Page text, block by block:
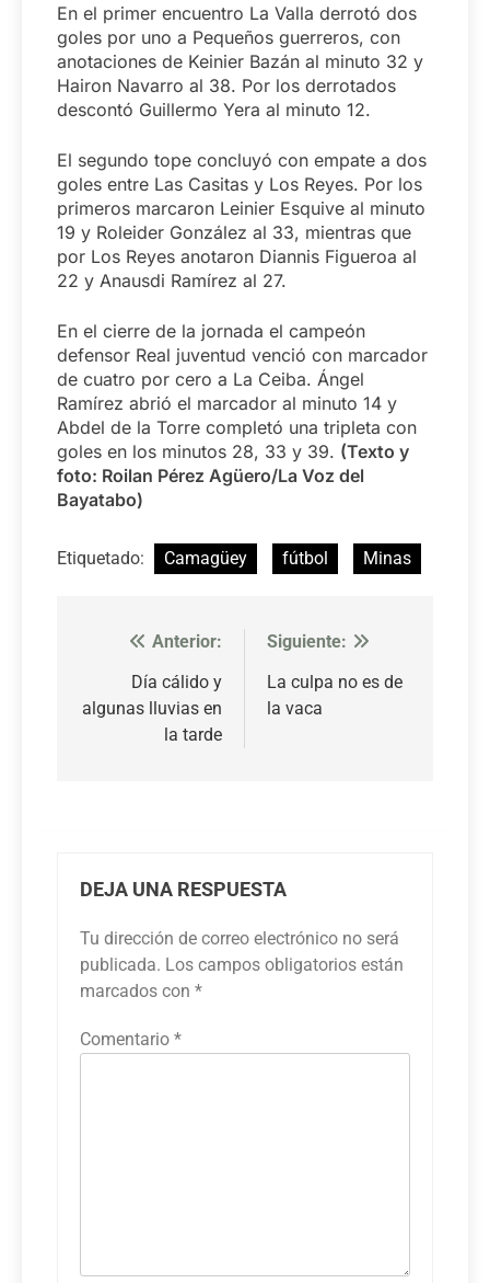
En el primer encuentro La Valla derrotó dos
goles por uno a Pequeños guerreros, con
anotaciones de Keinier Bazán al minuto 32 y
Hairon Navarro al 38. Por los derrotados
descontó Guillermo Yera al minuto 12.
El segundo tope concluyó con empate a dos
goles entre Las Casitas y Los Reyes. Por los
primeros marcaron Leinier Esquive al minuto
19 y Roleider González al 33, mientras que
por Los Reyes anotaron Diannis Figueroa al
22 y Anausdi Ramírez al 27.
En el cierre de la jornada el campeón
defensor Real juventud venció con marcador
de cuatro por cero a La Ceiba. Ángel
Ramírez abrió el marcador al minuto 14 y
Abdel de la Torre completó una tripleta con
goles en los minutos 28, 33 y 39. (Texto y
foto: Roilan Pérez Agüero/La Voz del
Bayatabo)
Etiquetado: Camagüey fútbol Minas
Navegación
entradas
Anterior:
Día cálido y
algunas lluvias en
la tarde
Siguiente:
La culpa no es de
la vaca
DEJA UNA RESPUESTA
Tu dirección de correo electrónico no será
publicada. Los campos obligatorios están
marcados con *
Comentario *